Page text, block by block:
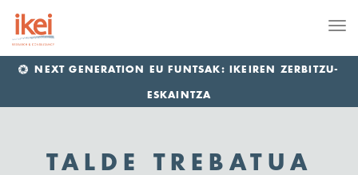
NEXT GENERATION EU FUNTSAK: IKEIREN ZERBITZU-
ESKAINTZA
TALDE TREBATUA